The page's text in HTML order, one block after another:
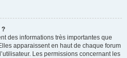
?
des informations très importantes que
apparaissent en haut de chaque forum
Les permissions concernant les